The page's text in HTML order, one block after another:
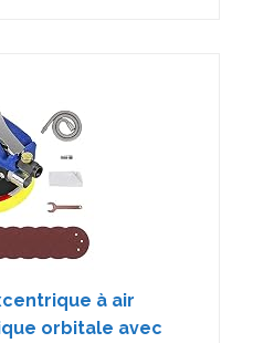
à air
orbitale avec